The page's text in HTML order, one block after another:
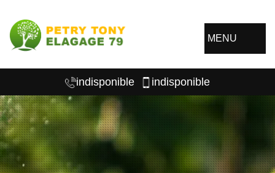
MENU
indisponible indisponible